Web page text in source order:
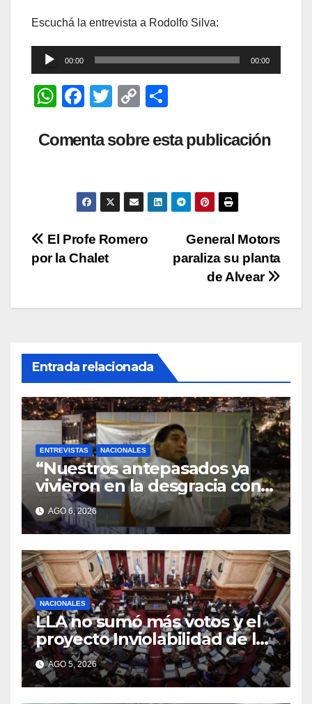
Escuchá la entrevista a Rodolfo Silva:
Reproductor
de
audio
00:00 00:00
W
at
p
F
c
b
o
o
k
T
tt
C
p
Li
n
m
ar
tir
Comenta sobre esta publicación
Navegación
de
entradas
General Motors
paraliza su planta
de Alvear
El Profe Romero
por la Chalet
Entrada relacionada
ENTREVISTAS NACIONALES
“Nuestros antepasados ya
vivieron en la desgracia con
la Forestal algo que quizás se
repita”
AGO 6, 2026
NACIONALES
LLA no sumó más votos y el
proyecto Inviolabilidad de la
Propiedad Privada corre
riesgo de caerse en el
Senado
AGO 5, 2026